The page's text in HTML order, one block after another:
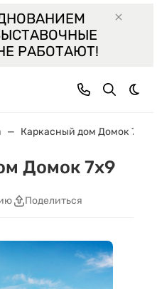
РАБОТАЮТ!
Каркасный дом Домок 7х9
Домок 7х9
Поделиться